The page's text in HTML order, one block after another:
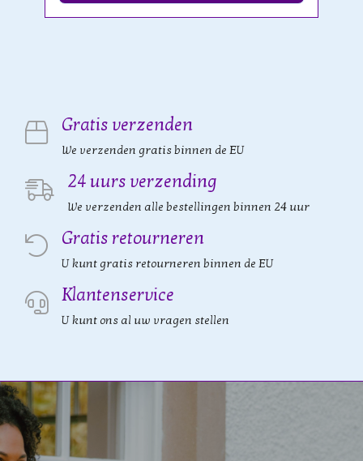
Gratis verzenden
We verzenden gratis binnen de EU
24 uurs verzending
We verzenden alle bestellingen binnen 24 uur
Gratis retourneren
U kunt gratis retourneren binnen de EU
Klantenservice
U kunt ons al uw vragen stellen